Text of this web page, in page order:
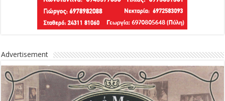
Advertisement